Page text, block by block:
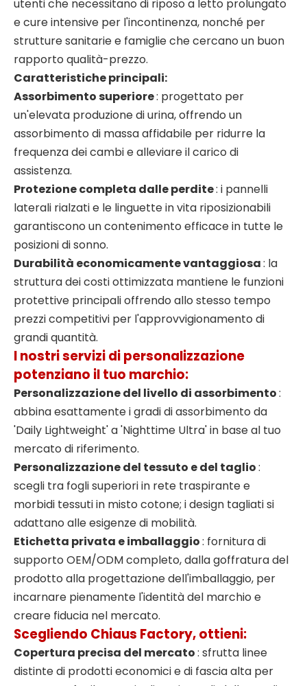
utenti che necessitano di riposo a letto prolungato
e cure intensive per l'incontinenza, nonché per
strutture sanitarie e famiglie che cercano un buon
rapporto qualità-prezzo.
Caratteristiche principali:
Assorbimento superiore: progettato per
un'elevata produzione di urina, offrendo un
assorbimento di massa affidabile per ridurre la
frequenza dei cambi e alleviare il carico di
assistenza.
Protezione completa dalle perdite: i pannelli
laterali rialzati e le linguette in vita riposizionabili
garantiscono un contenimento efficace in tutte le
posizioni di sonno.
Durabilità economicamente vantaggiosa: la
struttura dei costi ottimizzata mantiene le funzioni
protettive principali offrendo allo stesso tempo
prezzi competitivi per l'approvvigionamento di
grandi quantità.
I nostri servizi di personalizzazione
potenziano il tuo marchio:
Personalizzazione del livello di assorbimento:
abbina esattamente i gradi di assorbimento da
'Daily Lightweight' a 'Nighttime Ultra' in base al tuo
mercato di riferimento.
Personalizzazione del tessuto e del taglio:
scegli tra fogli superiori in rete traspirante e
morbidi tessuti in misto cotone; i design tagliati si
adattano alle esigenze di mobilità.
Etichetta privata e imballaggio: fornitura di
supporto OEM/ODM completo, dalla goffratura del
prodotto alla progettazione dell'imballaggio, per
incarnare pienamente l'identità del marchio e
creare fiducia nel mercato.
Scegliendo Chiaus Factory, ottieni:
Copertura precisa del mercato: sfrutta linee
distinte di prodotti economici e di fascia alta per